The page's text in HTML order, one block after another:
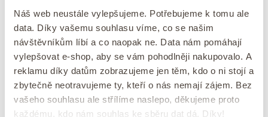
Náš web neustále vylepšujeme. Potřebujeme k tomu ale
data. Díky vašemu souhlasu víme, co se našim
návštěvníkům líbí a co naopak ne. Data nám pomáhají
vylepšovat e-shop, aby se vám pohodlněji nakupovalo. A
reklamu díky datům zobrazujeme jen těm, kdo o ni stojí a
zbytečně neotravujeme ty, kteří o nás nemají zájem. Bez
vašeho souhlasu ale střílíme naslepo, děkujeme proto
každému, kdo nám souhlas ke sběru dat dá. Díky!
Skořicové sušenky můžete snadno proměnit v
krásné domácí cukroví vhodné nejen ke
každodennímu mlsání, ale i na sváteční stůl.
Skvělým vylepšením je obalení ještě teplých
sušenek ve směsi skořice atřtinového cukru,
díky čemuž získají jemně karamelovou chuť a
lehce křupavý povrch. Pokud chcete sušenky